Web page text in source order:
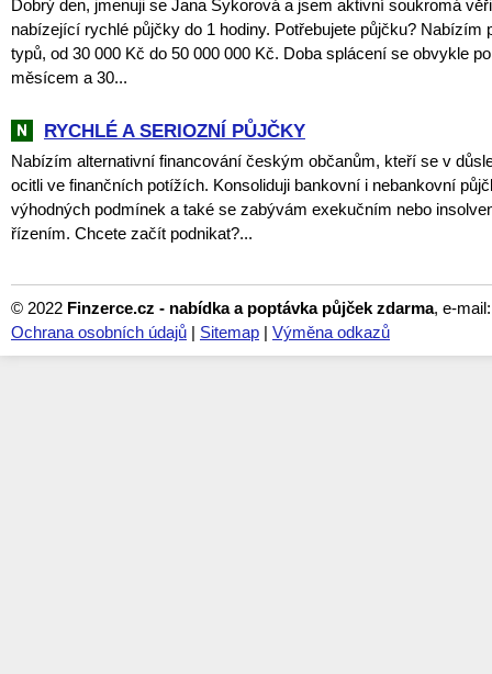
Dobrý den, jmenuji se Jana Sykorová a jsem aktivní soukromá
nabízející rychlé půjčky do 1 hodiny. Potřebujete půjčku? Nabízím
typů, od 30 000 Kč do 50 000 000 Kč. Doba splácení se obvykle
měsícem a 30...
RYCHLÉ A SERIOZNÍ PŮJČKY
Nabízím alternativní financování českým občanům, kteří se v
ocitli ve finančních potížích. Konsoliduji bankovní i nebankovní
výhodných podmínek a také se zabývám exekučním nebo
řízením. Chcete začít podnikat?...
© 2022 Finzerce.cz - nabídka a poptávka půjček zdarma, e-
Ochrana osobních údajů | Sitemap | Výměna odkazů